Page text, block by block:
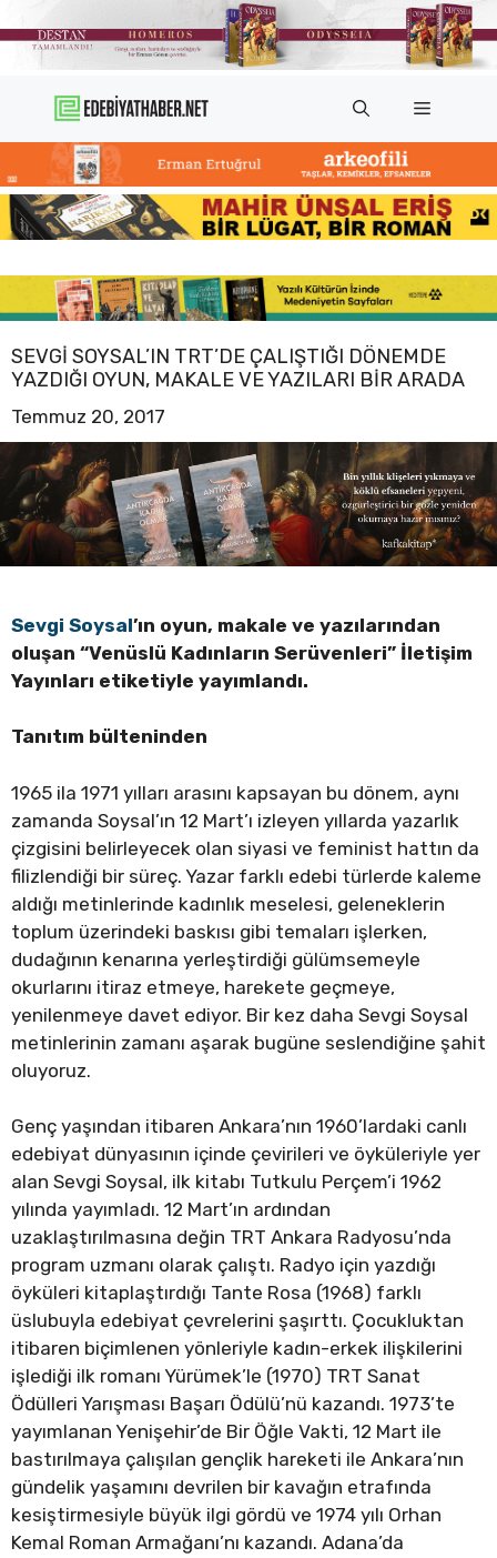
atla
Menü
SEVGI SOYSAL’IN TRT’DE ÇALIŞTIĞI DÖNEMDE
YAZDIĞI OYUN, MAKALE VE YAZILARI BIR ARADA
Temmuz 20, 2017
Sevgi Soysal’ın oyun, makale ve yazılarından
oluşan “Venüslü Kadınların Serüvenleri” İletişim
Yayınları etiketiyle yayımlandı.
Tanıtım bülteninden
1965 ila 1971 yılları arasını kapsayan bu dönem, aynı
zamanda Soysal’ın 12 Mart’ı izleyen yıllarda yazarlık
çizgisini belirleyecek olan siyasi ve feminist hattın da
filizlendiği bir süreç. Yazar farklı edebi türlerde kaleme
aldığı metinlerinde kadınlık meselesi, geleneklerin
toplum üzerindeki baskısı gibi temaları işlerken,
dudağının kenarına yerleştirdiği gülümsemeyle
okurlarını itiraz etmeye, harekete geçmeye,
yenilenmeye davet ediyor. Bir kez daha Sevgi Soysal
metinlerinin zamanı aşarak bugüne seslendiğine şahit
oluyoruz.
Genç yaşından itibaren Ankara’nın 1960’lardaki canlı
edebiyat dünyasının içinde çevirileri ve öyküleriyle yer
alan Sevgi Soysal, ilk kitabı Tutkulu Perçem’i 1962
yılında yayımladı. 12 Mart’ın ardından
uzaklaştırılmasına değin TRT Ankara Radyosu’nda
program uzmanı olarak çalıştı. Radyo için yazdığı
öyküleri kitaplaştırdığı Tante Rosa (1968) farklı
üslubuyla edebiyat çevrelerini şaşırttı. Çocukluktan
itibaren biçimlenen yönleriyle kadın-erkek ilişkilerini
işlediği ilk romanı Yürümek’le (1970) TRT Sanat
Ödülleri Yarışması Başarı Ödülü’nü kazandı. 1973’te
yayımlanan Yenişehir’de Bir Öğle Vakti, 12 Mart ile
bastırılmaya çalışılan gençlik hareketi ile Ankara’nın
gündelik yaşamını devrilen bir kavağın etrafında
kesiştirmesiyle büyük ilgi gördü ve 1974 yılı Orhan
Kemal Roman Armağanı’nı kazandı. Adana’da